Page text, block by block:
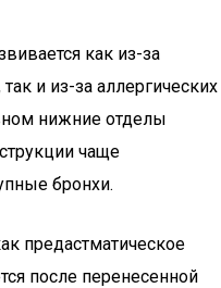
как из-за
и из-за аллергических
нижние отделы
чаще
бронхи.
предастматическое
после перенесенной